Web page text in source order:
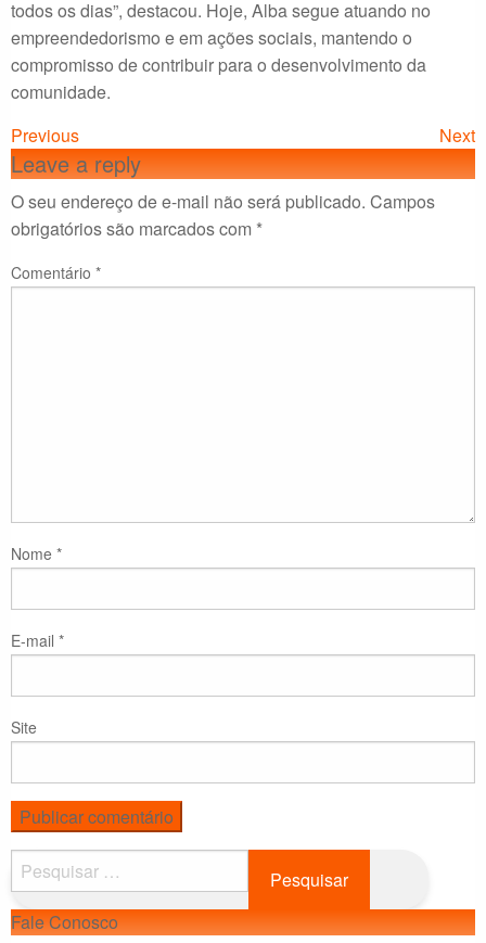
todos os dias”, destacou. Hoje, Alba segue atuando no
empreendedorismo e em ações sociais, mantendo o
compromisso de contribuir para o desenvolvimento da
comunidade.
Previous
Next
Leave a reply
O seu endereço de e-mail não será publicado. Campos
obrigatórios são marcados com *
Comentário *
Nome *
E-mail *
Site
Pesquisar
por:
Fale Conosco